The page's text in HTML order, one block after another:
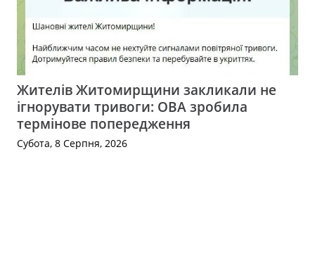
Жителів Житомирщини закликали не
ігнорувати тривоги: ОВА зробила
термінове попередження
Субота, 8 Серпня, 2026